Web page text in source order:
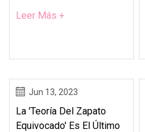
Leer Más +
Jun 13, 2023
La 'teoría Del Zapato
Equivocado' Es El Último